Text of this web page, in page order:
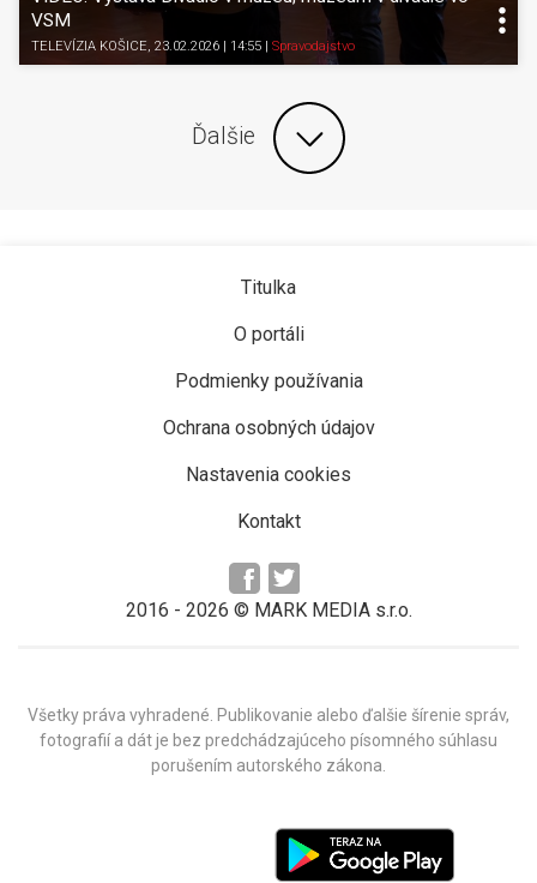
VSM
TELEVÍZIA KOŠICE, 23.02.2026 | 14:55 Spravodajstvo
Ďalšie
Titulka
O portáli
Podmienky používania
Ochrana osobných údajov
Nastavenia cookies
Kontakt
2016 - 2026 © MARK MEDIA s.r.o.
Všetky práva vyhradené. Publikovanie alebo ďalšie šírenie správ,
fotografií a dát je bez predchádzajúceho písomného súhlasu
porušením autorského zákona.